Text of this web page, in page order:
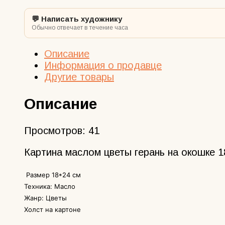
💬 Написать художнику
Обычно отвечает в течение часа
Описание
Информация о продавце
Другие товары
Описание
Просмотров: 41
Картина маслом цветы герань на окошке
Размер 18*24 см
Техника: Масло
Жанр: Цветы
Холст на картоне